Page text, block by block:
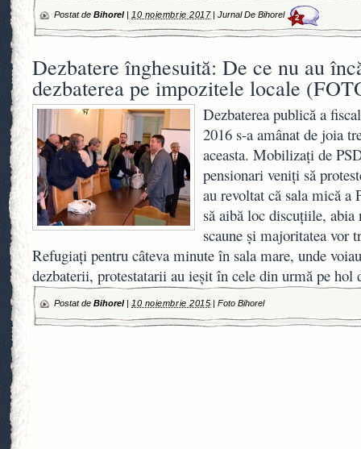
Postat de Bihorel| 10 noiembrie 2017|Jurnal De Bihorel 2
Dezbatere înghesuită: De ce nu au
dezbaterea pe impozitele locale
Dezbaterea publică a
2016 s-a amânat de joia
aceasta. Mobilizaţi de
pensionari veniţi să
au revoltat că sala mică a
să aibă loc discuţiile,
scaune şi majoritatea vor
Refugiaţi pentru câteva minute în sala mare, unde
dezbaterii, protestatarii au ieşit în cele din urmă pe hol
Postat de Bihorel| 10 noiembrie 2015 |Foto Bihorel